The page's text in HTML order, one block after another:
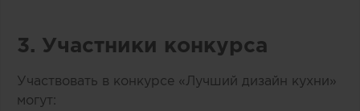
3. Участники конкурса
Участвовать в конкурсе «Лучший дизайн кухни»
могут: